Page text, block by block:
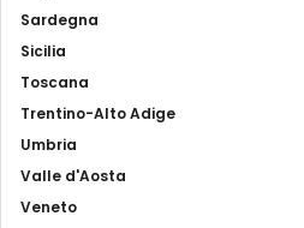
Sardegna
Sicilia
Toscana
Trentino-Alto Adige
Umbria
Valle d'Aosta
Veneto